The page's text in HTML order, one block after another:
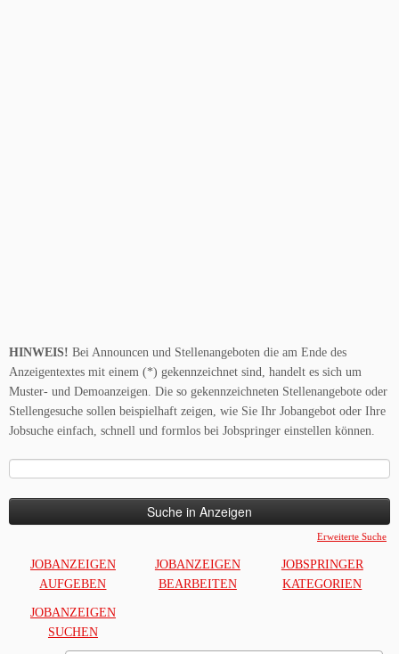
HINWEIS! Bei Announcen und Stellenangeboten die am Ende des
Anzeigentextes mit einem (*) gekennzeichnet sind, handelt es sich um
Muster- und Demoanzeigen. Die so gekennzeichneten Stellenangebote oder
Stellengesuche sollen beispielhaft zeigen, wie Sie Ihr Jobangebot oder Ihre
Jobsuche einfach, schnell und formlos bei Jobspringer einstellen können.
Erweiterte Suche
JOBANZEIGEN
AUFGEBEN
JOBANZEIGEN
BEARBEITEN
JOBSPRINGER
KATEGORIEN
JOBANZEIGEN
SUCHEN